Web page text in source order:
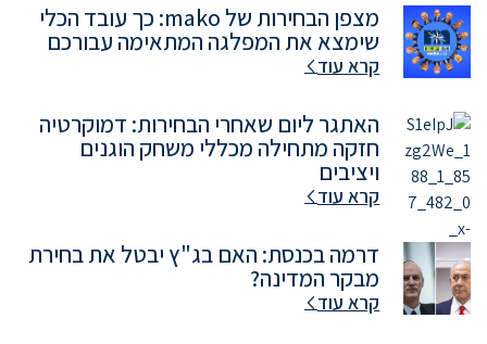
מצפן הבחירות של mako: כך עובד הכלי
שימצא את המפלגה המתאימה עבורכם
קרא עוד
האתגר ליום שאחרי הבחירות: דמוקרטיה
חזקה מתחילה מכללי משחק הוגנים
ויציבים
קרא עוד
דרמה בכנסת: האם בג"ץ יבטל את בחירת
מבקר המדינה?
קרא עוד